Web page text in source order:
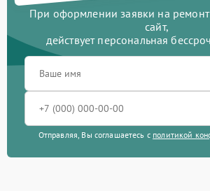
При оформлении заявки на ремонт
сайт,
действует персональная
Отправляя, Вы соглашаетесь с политикой